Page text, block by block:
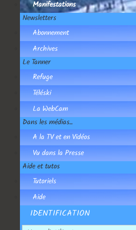
Manifestations
Newsletters
Abonnement
Archives
Le Tanner
Refuge
Téléski
La WebCam
Dans les médias...
A la TV et en Vidéos
Vu dans la Presse
Aide et tutos
Tutoriels
Aide
IDENTIFICATION